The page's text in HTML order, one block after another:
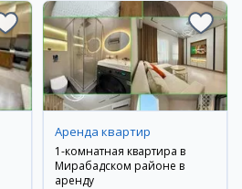
Аренда квартир
1-комнатная квартира в
Мирабадском районе в
аренду